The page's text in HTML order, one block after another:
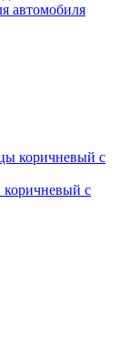
автомобиля
коричневый с